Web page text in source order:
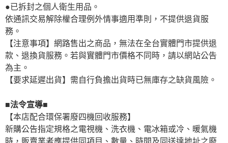
●已拆封之個人衛生用品。
依通訊交易解除權合理例外情事適用準則，不提供退貨服
務。
【注意事項】網路售出之商品，無法在全台實體門市提供退
款、退換貨服務。若與實體門市價格不同時，請以網站公告
為主。
【要求延遲出貨】需自行負擔出貨時已無庫存之缺貨風險。
■法令宣導■
【本店配合環保署廢四機回收服務】
新購公告指定規格之電視機、洗衣機、電冰箱或冷、暖氣機
時，販賣業者應提供同項目、數量、時間及同送達地址之廢